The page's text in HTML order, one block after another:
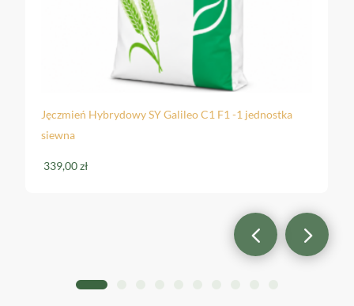
ŻYTO HYBRYDOWE KWS ROOTOR – 1j.s